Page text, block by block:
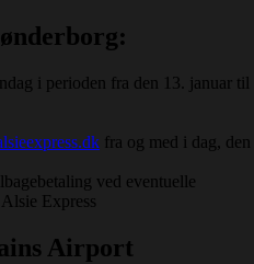
:
i perioden fra den 13. januar til
fra og med i dag, den
ved eventuelle
Express
Airport